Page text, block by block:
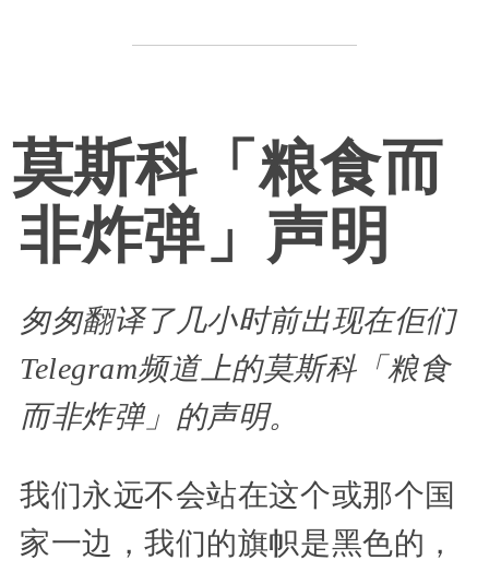
莫斯科「粮食而
非炸弹」声明
匆匆翻译了几小时前出现在佢们
Telegram频道上的莫斯科「粮食
而非炸弹」的声明。
我们永远不会站在这个或那个国
家一边，我们的旗帜是黑色的，